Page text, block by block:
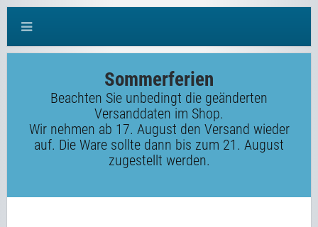
Sommerferien
Beachten Sie unbedingt die geänderten
Versanddaten im Shop.
Wir nehmen ab 17. August den Versand wieder
auf. Die Ware sollte dann bis zum 21. August
zugestellt werden.